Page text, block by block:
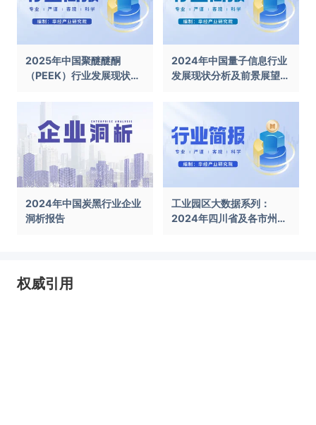
2025年中国聚醚醚酮
（PEEK）行业发展现状及
2024年中国量子信息行业
发展现状分析及前景展望报
2024年中国炭黑行业企业
洞析报告
工业园区大数据系列：
2024年四川省及各市州工
权威引用